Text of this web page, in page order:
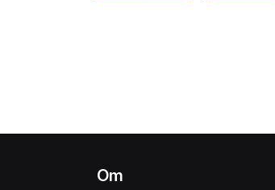
Om